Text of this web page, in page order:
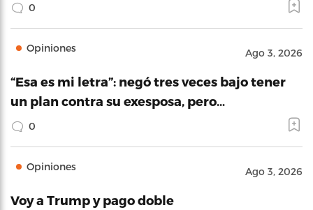
0
Opiniones Ago 3, 2026
“Esa es mi letra”: negó tres veces bajo tener
un plan contra su exesposa, pero…
0
Opiniones Ago 3, 2026
Voy a Trump y pago doble